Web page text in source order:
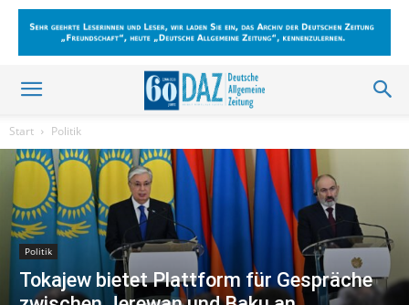
Start Politik
Politik
Tokajew bietet Plattform für Gespräche